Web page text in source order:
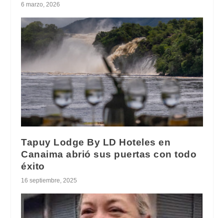
6 marzo, 2026
Tapuy Lodge By LD Hoteles en
Canaima abrió sus puertas con todo
éxito
16 septiembre, 2025